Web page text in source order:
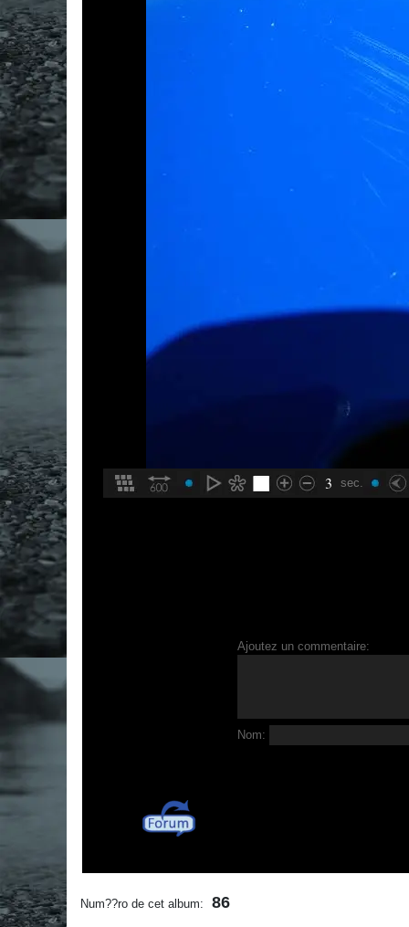
3 sec.
Ajoutez un commentaire:
Nom:
Num??ro de cet album: 86